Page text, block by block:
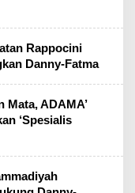
Rappocini
Danny-Fatma
Mata, ADAMA’
‘Spesialis